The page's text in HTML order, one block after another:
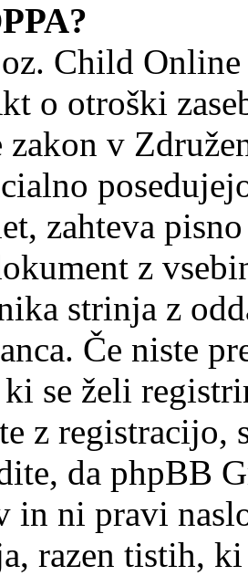
Child
o otroški
zakon v
zahteva
z
strinja z
Če niste
se želi
z registracijo,
da phpBB
in ni pravi
razen tistih,